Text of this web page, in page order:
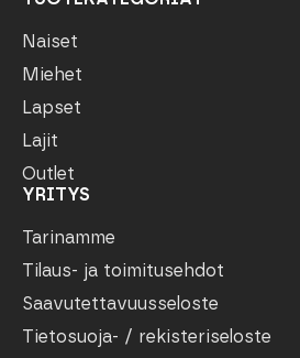
Naiset
Miehet
Lapset
Lajit
Outlet
YRITYS
Tarinamme
Tilaus- ja toimitusehdot
Saavutettavuusseloste
Tietosuoja- / rekisteriseloste